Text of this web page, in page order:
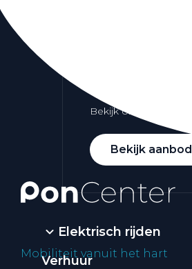
Bekijk ons aanbod
Bekijk aanbod
Elektrisch rijden
Verhuur
Mobiliteit vanuit het hart